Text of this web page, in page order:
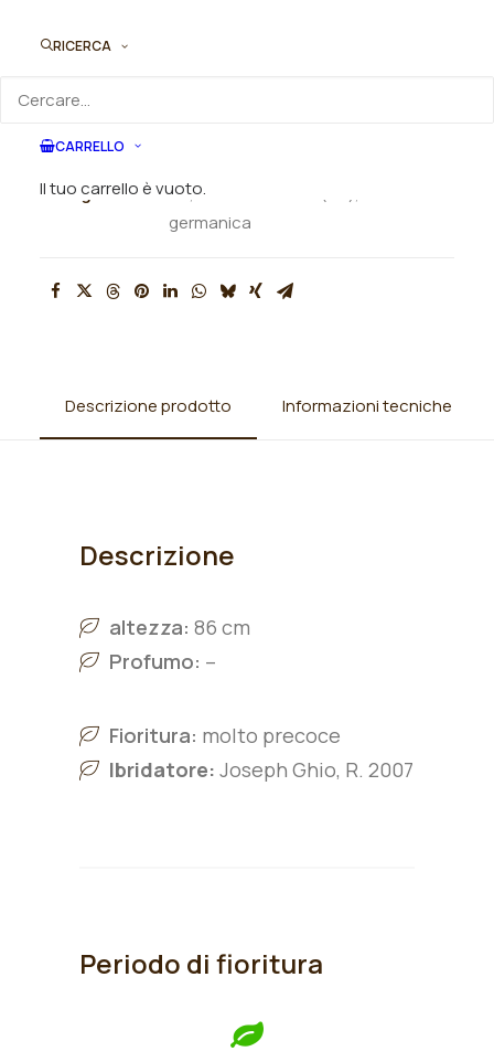
RICERCA
CARRELLO
Il tuo carrello è vuoto.
Categorie
Iris,Iris barbata alta (TB)
germanica
Descrizione prodotto Informazioni tecniche
Descrizione
altezza: 86 cm
Profumo: –
Fioritura: molto precoce
Ibridatore: Joseph Ghio, R. 2007
Periodo di fioritura